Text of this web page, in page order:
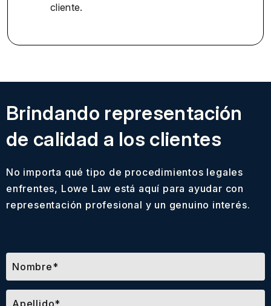
cliente.
Brindando representación
de calidad a los clientes
No importa qué tipo de procedimientos legales
enfrentes, Lowe Law está aquí para ayudar con
representación profesional y un genuino interés.